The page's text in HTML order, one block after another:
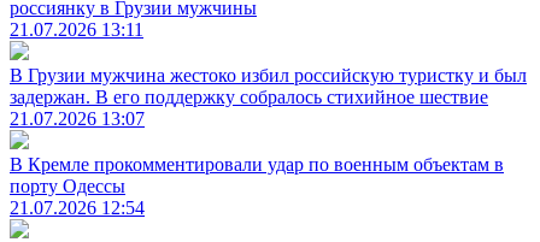
россиянку в Грузии мужчины
21.07.2026 13:11
В Грузии мужчина жестоко избил российскую туристку и был
задержан. В его поддержку собралось стихийное шествие
21.07.2026 13:07
В Кремле прокомментировали удар по военным объектам в
порту Одессы
21.07.2026 12:54